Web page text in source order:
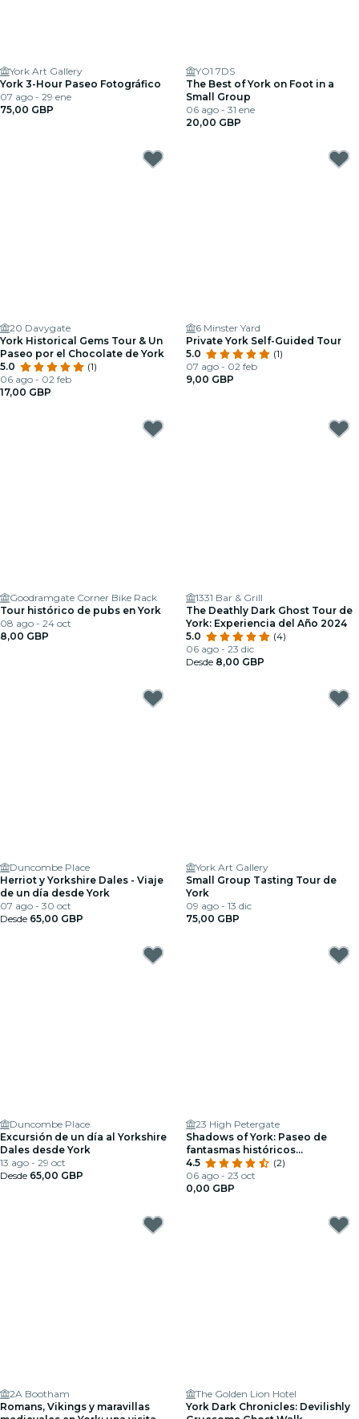
York Art Gallery
York 3-Hour Paseo Fotográfico
07 ago - 29 ene
75,00 GBP
YO1 7DS
The Best of York on Foot in a
Small Group
06 ago - 31 ene
20,00 GBP
20 Davygate
York Historical Gems Tour & Un
Paseo por el Chocolate de York
5.0
(1)
06 ago - 02 feb
17,00 GBP
6 Minster Yard
Private York Self-Guided Tour
5.0
(1)
07 ago - 02 feb
9,00 GBP
Goodramgate Corner Bike Rack
Tour histórico de pubs en York
08 ago - 24 oct
8,00 GBP
1331 Bar & Grill
The Deathly Dark Ghost Tour de
York: Experiencia del Año 2024
5.0
(4)
06 ago - 23 dic
Desde 8,00 GBP
Duncombe Place
Herriot y Yorkshire Dales - Viaje
de un día desde York
07 ago - 30 oct
Desde 65,00 GBP
York Art Gallery
Small Group Tasting Tour de
York
09 ago - 13 dic
75,00 GBP
Duncombe Place
Excursión de un día al Yorkshire
Dales desde York
13 ago - 29 oct
Desde 65,00 GBP
23 High Petergate
Shadows of York: Paseo de
fantasmas históricos
galardonado
4.5
(2)
06 ago - 23 oct
0,00 GBP
2A Bootham
Romans, Vikings y maravillas
The Golden Lion Hotel
York Dark Chronicles: Devilishly